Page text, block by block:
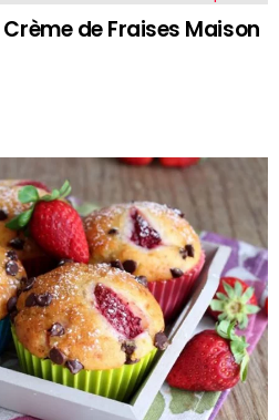
de Fraises Maison